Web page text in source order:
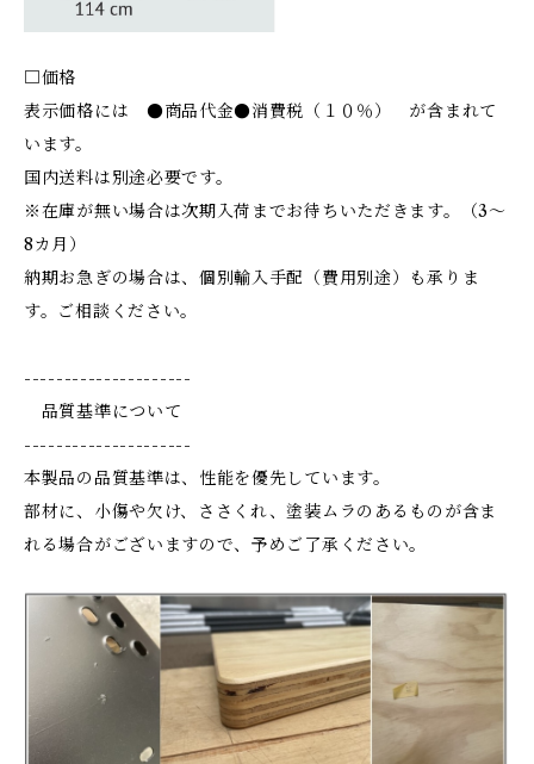
□価格
表示価格には ●商品代金●消費税（１０％） が含まれて
います。
国内送料は別途必要です。
※在庫が無い場合は次期入荷までお待ちいただきます。（3～
8カ月）
納期お急ぎの場合は、個別輸入手配（費用別途）も承りま
す。ご相談ください。
---------------------
品質基準について
---------------------
本製品の品質基準は、性能を優先しています。
部材に、小傷や欠け、ささくれ、塗装ムラのあるものが含ま
れる場合がございますので、予めご了承ください。